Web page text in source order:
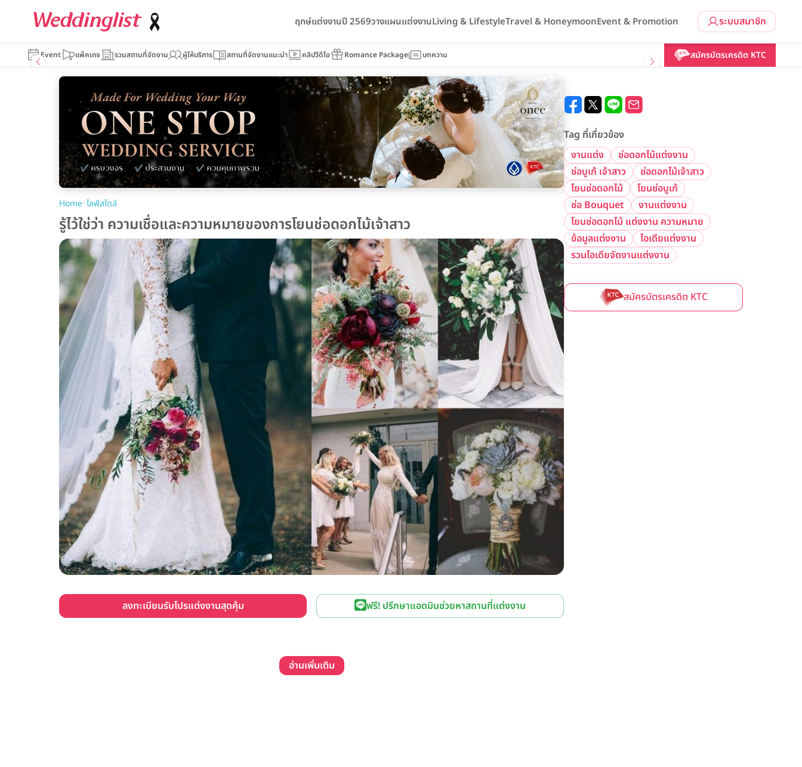
ระบบสมาชิก
ฤกษ์แต่งงานปี 2569วางแผนแต่งงานLiving & LifestyleTravel & HoneymoonEvent & Promotion
Event แพ็คเกจ รวมสถานที่จัดงาน ผู้ให้บริการ สถานที่จัดงานแนะนำ คลิปวีดีโอ Romance Package บทความ สมัครบัตรเครดิต KTC
Home–ไลฟ์สไตล์
รู้ไว้ใช่ว่า ความเชื่อและความหมายของการโยนช่อดอกไม้เจ้าสาว
ลงทะเบียนรับโปรแต่งงานสุดคุ้ม ฟรี! ปรึกษาแอดมินช่วยหาสถานที่แต่งงาน
อ่านเพิ่มเติม
Tag ที่เกี่ยวข้อง
งานแต่ง
ช่อดอกไม้แต่งงาน
ช่อบูเก้ เจ้าสาว
ช่อดอกไม้เจ้าสาว
โยนช่อดอกไม้
โยนช่อบูเก้
ช่อ Bouquet
งานแต่งงาน
โยนช่อดอกไม้ แต่งงาน ความหมาย
ข้อมูลแต่งงาน
ไอเดียแต่งงาน
รวมไอเดียจัดงานแต่งงาน
สมัครบัตรเครดิต KTC